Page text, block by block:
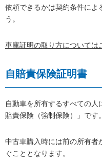
依頼できるかは契約条件によ
う。
車庫証明の取り方については
自賠責保険証明書
自動車を所有するすべての人
賠責保険（強制保険）」です。
中古車購入時には前の所有者
ぐこととなります。